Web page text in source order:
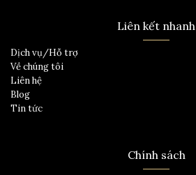
Liên kết nhanh
Dịch vụ/Hỗ trợ
Về chúng tôi
Liên hệ
Blog
Tin tức
Chính sách